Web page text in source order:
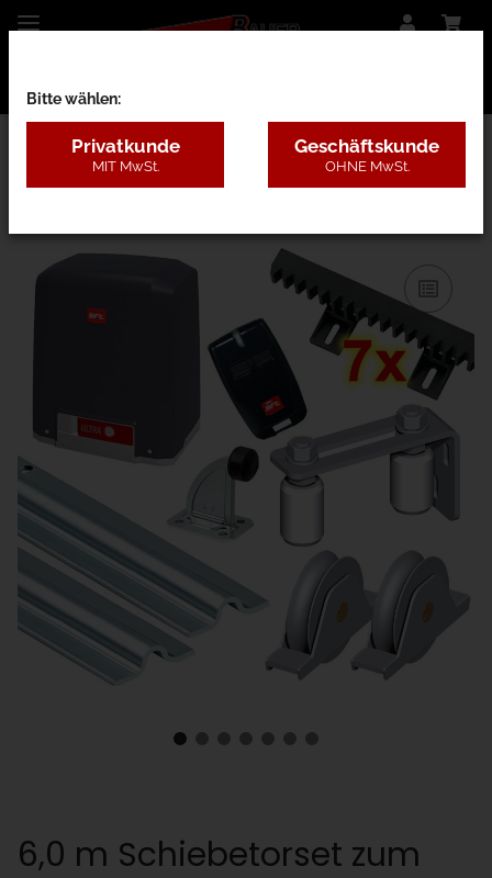
13AD - Bodengeführt mit Antrieb
6,0 m Schiebetorset zum
Bitte wählen:
Privatkunde
MIT MwSt.
Geschäftskunde
OHNE MwSt.